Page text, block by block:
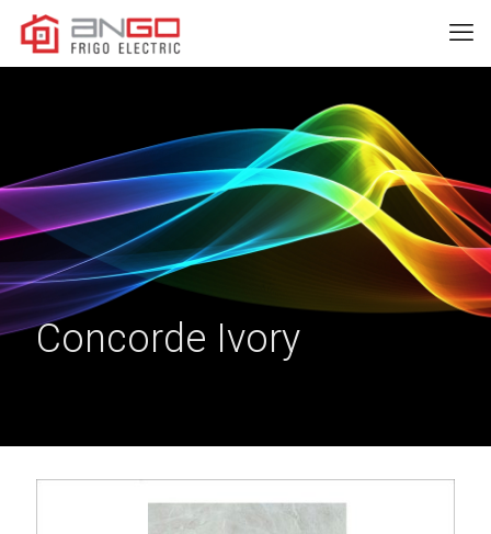
Concorde Ivory